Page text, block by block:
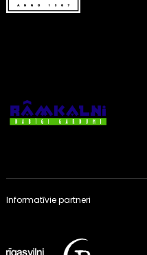
Informatīvie partneri